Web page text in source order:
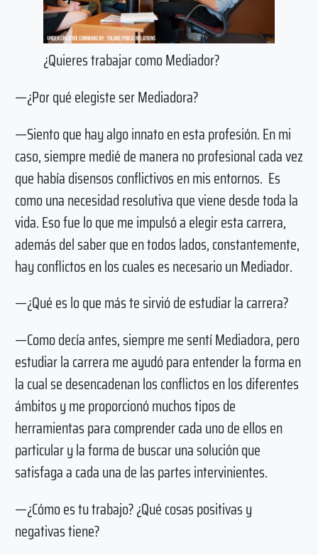
¿Quieres trabajar como Mediador?
—¿Por qué elegiste ser Mediadora?
—Siento que hay algo innato en esta profesión. En mi
caso, siempre medié de manera no profesional cada vez
que había disensos conflictivos en mis entornos. Es
como una necesidad resolutiva que viene desde toda la
vida. Eso fue lo que me impulsó a elegir esta carrera,
además del saber que en todos lados, constantemente,
hay conflictos en los cuales es necesario un Mediador.
—¿Qué es lo que más te sirvió de estudiar la carrera?
—Como decía antes, siempre me sentí Mediadora, pero
estudiar la carrera me ayudó para entender la forma en
la cual se desencadenan los conflictos en los diferentes
ámbitos y me proporcionó muchos tipos de
herramientas para comprender cada uno de ellos en
particular y la forma de buscar una solución que
satisfaga a cada una de las partes intervinientes.
—¿Cómo es tu trabajo? ¿Qué cosas positivas y
negativas tiene?